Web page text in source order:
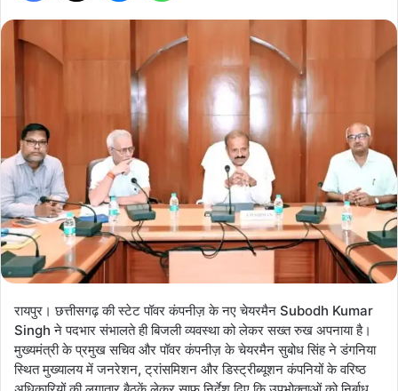
रायपुर। छत्तीसगढ़ की स्टेट पॉवर कंपनीज़ के नए चेयरमैन Subodh Kumar
Singh ने पदभार संभालते ही बिजली व्यवस्था को लेकर सख्त रुख अपनाया है।
मुख्यमंत्री के प्रमुख सचिव और पॉवर कंपनीज़ के चेयरमैन सुबोध सिंह ने डंगनिया
स्थित मुख्यालय में जनरेशन, ट्रांसमिशन और डिस्ट्रीब्यूशन कंपनियों के वरिष्ठ